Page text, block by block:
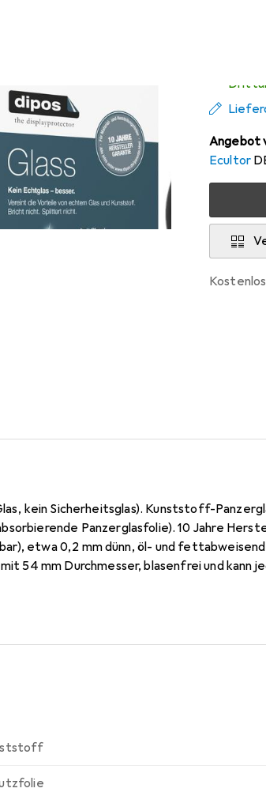
Angebot
Ecultor
kein Sicherheitsglas). Kunststoff-
Panzerglasfolie). 10 Jahre
etwa 0,2 mm dünn, öl- und
54 mm Durchmesser, blasenfrei und kann